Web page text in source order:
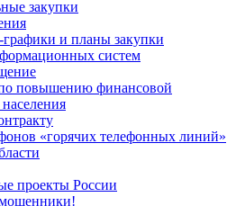
закупки
и планы закупки
систем
повышению финансовой
«горячих телефонных линий»
проекты России